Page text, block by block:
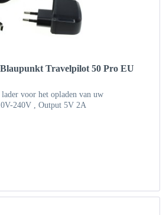
Travelpilot 50 Pro EU
voor het opladen van uw
240V , Output 5V 2A